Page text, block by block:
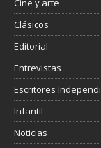
Cine y arte
Clásicos
Editorial
Entrevistas
Escritores
Infantil
Noticias